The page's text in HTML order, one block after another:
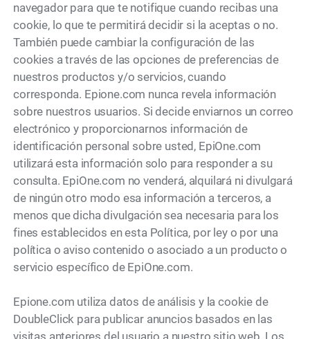
navegador para que te notifique cuando recibas una
cookie, lo que te permitirá decidir si la aceptas o no.
También puede cambiar la configuración de las
cookies a través de las opciones de preferencias de
nuestros productos y/o servicios, cuando
corresponda. Epione.com nunca revela información
sobre nuestros usuarios. Si decide enviarnos un correo
electrónico y proporcionarnos información de
identificación personal sobre usted, EpiOne.com
utilizará esta información solo para responder a su
consulta. EpiOne.com no venderá, alquilará ni divulgará
de ningún otro modo esa información a terceros, a
menos que dicha divulgación sea necesaria para los
fines establecidos en esta Política, por ley o por una
política o aviso contenido o asociado a un producto o
servicio específico de EpiOne.com.
Epione.com utiliza datos de análisis y la cookie de
DoubleClick para publicar anuncios basados en las